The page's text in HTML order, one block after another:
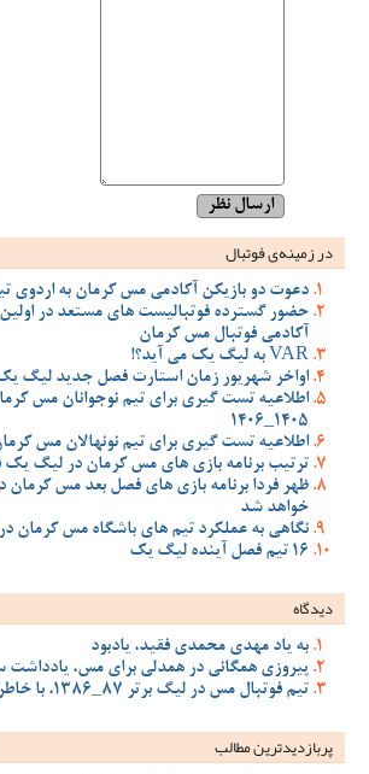
در زمینه‌ی فوتبال
دعوت دو بازیکن آکادمی مس کرمان به اردوی
حضور گسترده فوتبالیست های مستعد در
آکادمی فوتبال مس کرمان
VAR به لیگ یک می آید؟!
اواخر شهریور زمان استارت فصل جدید لیگ
اطلاعیه تست گیری برای تیم نوجوانان مس
1405_1406
اطلاعیه تست گیری برای تیم نونهالان مس کرمان در
ترتیب برنامه بازی های مس کرمان در لیگ
ظهر فردا برنامه بازی های فصل بعد مس
خواهد شد
نگاهی به عملکرد تیم های باشگاه مس کرمان
16 تیم فصل آینده لیگ یک
دیدگاه
به یاد مهدی محمدی فقید، یادبود
پیروزی همگانی در همدلی برای مس، یادداشت
تیم فوتبال مس در لیگ برتر 87_1386، با خاطرات مس
پربازدیدترین‌ مطالب